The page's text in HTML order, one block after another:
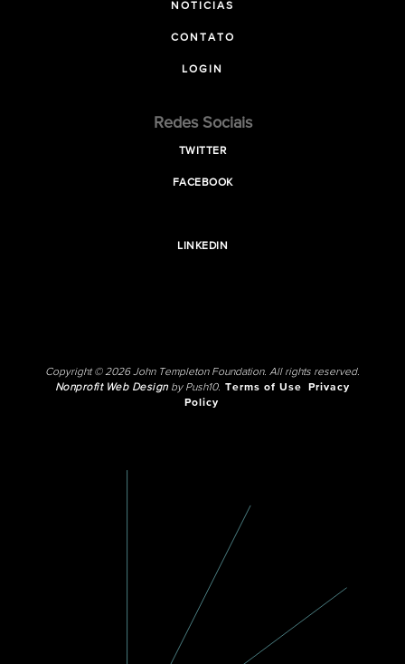
NOTICIAS
CONTATO
LOGIN
Redes Sociais
TWITTER
FACEBOOK
LINKEDIN
Copyright © 2026 John Templeton Foundation. All rights reserved.
Nonprofit Web Designby Push10. Terms of Use
Privacy
Policy